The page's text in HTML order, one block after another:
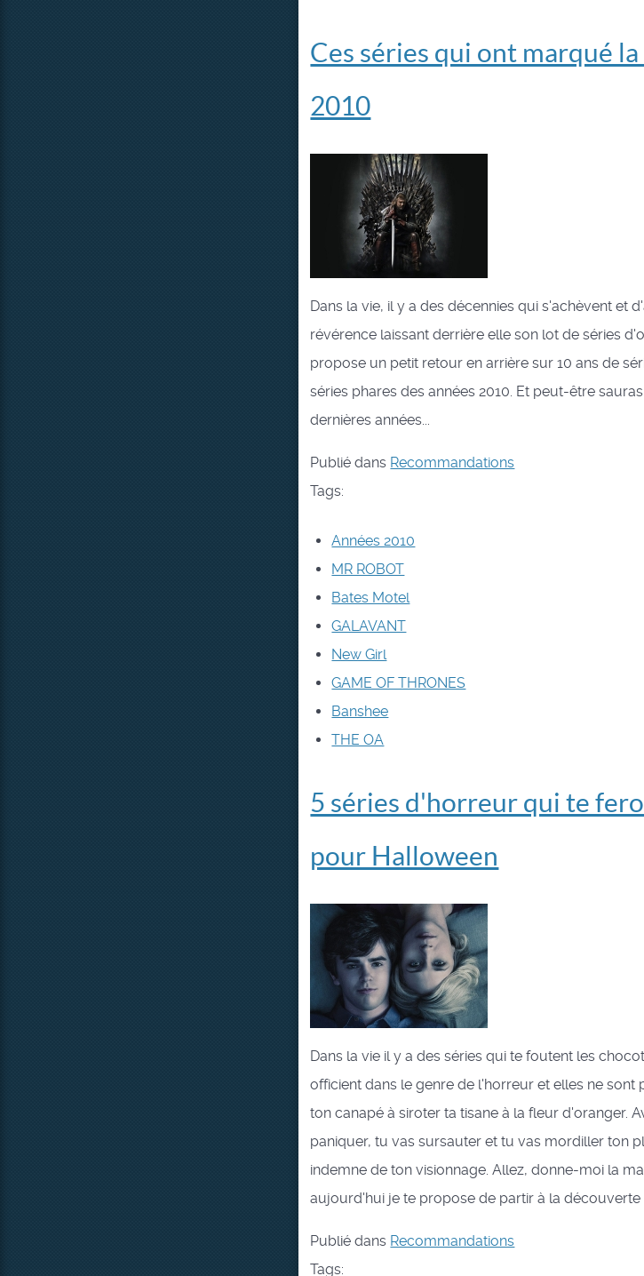
Ces séries qui ont marqué
2010
Dans la vie, il y a des décennies qui s'achèvent et
révérence laissant derrière elle son lot de séries
propose un petit retour en arrière sur 10 ans de
séries phares des années 2010. Et peut-être
dernières années...
Publié dans Recommandations
Tags:
Années 2010
MR ROBOT
Bates Motel
GALAVANT
New Girl
GAME OF THRONES
Banshee
THE OA
5 séries d'horreur qui te
pour Halloween
Dans la vie il y a des séries qui te foutent les
officient dans le genre de l'horreur et elles ne
ton canapé à siroter ta tisane à la fleur d'oranger.
paniquer, tu vas sursauter et tu vas mordiller ton
indemne de ton visionnage. Allez, donne-moi la
aujourd'hui je te propose de partir à la découverte
Publié dans Recommandations
Tags: